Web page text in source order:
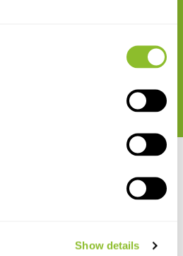
Show details